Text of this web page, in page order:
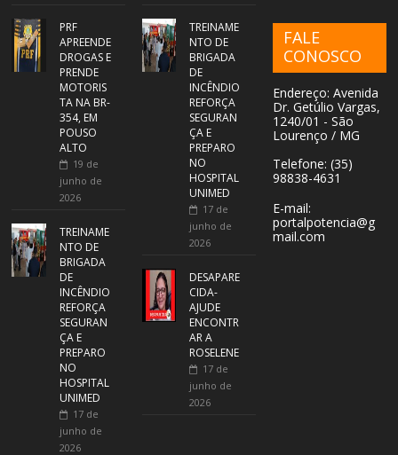
PRF
APREENDE
DROGAS E
PRENDE
MOTORIS
TA NA BR-
354, EM
POUSO
ALTO
19 de
junho de
2026
TREINAME
NTO DE
BRIGADA
DE
INCÊNDIO
REFORÇA
SEGURAN
ÇA E
PREPARO
NO
HOSPITAL
UNIMED
17 de
junho de
2026
TREINAME
NTO DE
BRIGADA
DE
INCÊNDIO
REFORÇA
SEGURAN
ÇA E
PREPARO
NO
HOSPITAL
UNIMED
17 de
junho de
2026
DESAPARE
CIDA-
AJUDE
ENCONTR
AR A
ROSELENE
17 de
junho de
2026
FALE
CONOSCO
Endereço: Avenida
Dr. Getúlio Vargas,
1240/01 - São
Lourenço / MG
Telefone: (35)
98838-4631
E-mail:
portalpotencia@g
mail.com